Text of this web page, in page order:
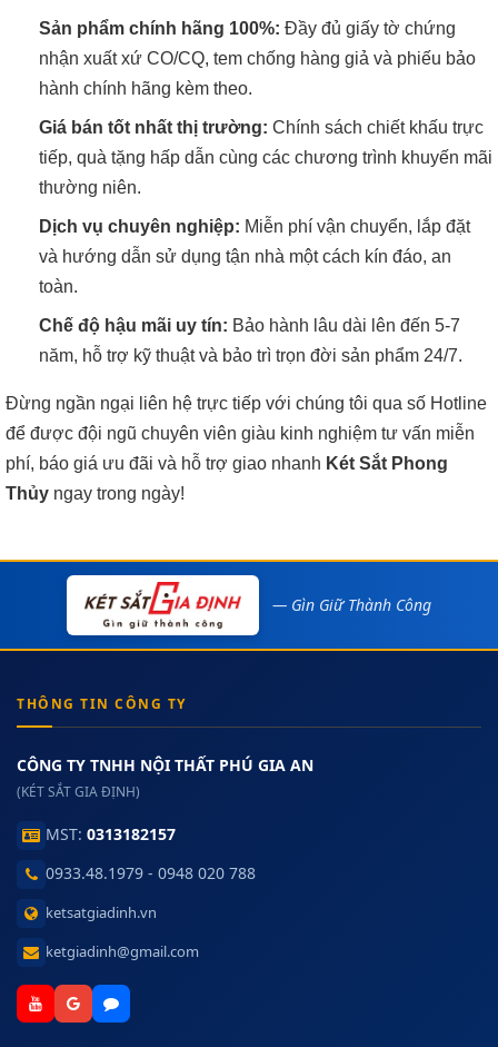
Sản phẩm chính hãng 100%: Đầy đủ giấy tờ chứng
nhận xuất xứ CO/CQ, tem chống hàng giả và phiếu bảo
hành chính hãng kèm theo.
Giá bán tốt nhất thị trường: Chính sách chiết khấu trực
tiếp, quà tặng hấp dẫn cùng các chương trình khuyến mãi
thường niên.
Dịch vụ chuyên nghiệp: Miễn phí vận chuyển, lắp đặt
và hướng dẫn sử dụng tận nhà một cách kín đáo, an
toàn.
Chế độ hậu mãi uy tín: Bảo hành lâu dài lên đến 5-7
năm, hỗ trợ kỹ thuật và bảo trì trọn đời sản phẩm 24/7.
Đừng ngần ngại liên hệ trực tiếp với chúng tôi qua số Hotline
để được đội ngũ chuyên viên giàu kinh nghiệm tư vấn miễn
phí, báo giá ưu đãi và hỗ trợ giao nhanh Két Sắt Phong
Thủy ngay trong ngày!
— Gìn Giữ Thành Công
THÔNG TIN CÔNG TY
CÔNG TY TNHH NỘI THẤT PHÚ GIA AN
(KÉT SẮT GIA ĐỊNH)
MST: 0313182157
0933.48.1979 - 0948 020 788
ketsatgiadinh.vn
ketgiadinh@gmail.com